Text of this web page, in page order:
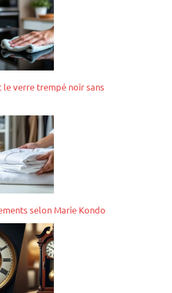
verre trempé noir sans
selon Marie Kondo